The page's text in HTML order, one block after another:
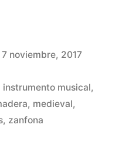
7 noviembre, 2017
instrumento musical,
, medieval,
, zanfona